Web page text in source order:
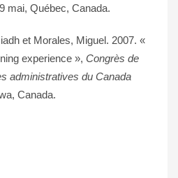
mai, Québec, Canada.
et Morales, Miguel. 2007. «
experience », Congrès de
administratives du Canada
Canada.